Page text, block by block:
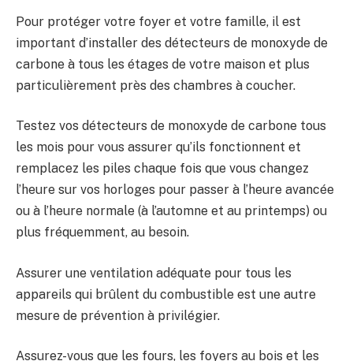
Pour protéger votre foyer et votre famille, il est
important d’installer des détecteurs de monoxyde de
carbone à tous les étages de votre maison et plus
particulièrement près des chambres à coucher.
Testez vos détecteurs de monoxyde de carbone tous
les mois pour vous assurer qu’ils fonctionnent et
remplacez les piles chaque fois que vous changez
l’heure sur vos horloges pour passer à l’heure avancée
ou à l’heure normale (à l’automne et au printemps) ou
plus fréquemment, au besoin.
Assurer une ventilation adéquate pour tous les
appareils qui brûlent du combustible est une autre
mesure de prévention à privilégier.
Assurez-vous que les fours, les foyers au bois et les